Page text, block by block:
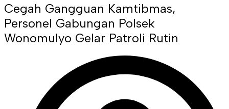
Cegah Gangguan Kamtibmas,
Personel Gabungan Polsek
Wonomulyo Gelar Patroli Rutin